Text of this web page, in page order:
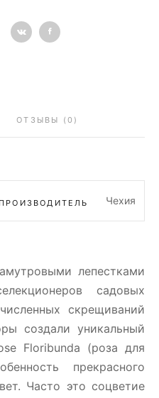
ОТЗЫВЫ (0)
ПРОИЗВОДИТЕЛЬ Чехия
лепестками
садовых
скрещиваний
создали уникальный
Floribunda (роза для
прекрасного
Часто это соцветие